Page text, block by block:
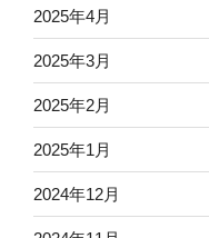
2025年4月
2025年3月
2025年2月
2025年1月
2024年12月